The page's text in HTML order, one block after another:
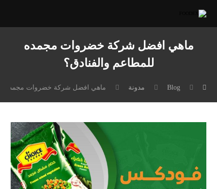
ماهي افضل شركة خضروات مجمده
للمطاعم والفنادق؟
Blog مدونة ماهي افضل شركة خضروات مجمده